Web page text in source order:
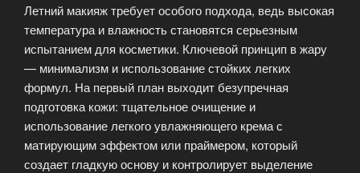
Летний макияж требует особого подхода, ведь высокая
температура и влажность становятся серьезным
испытанием для косметики. Ключевой принцип в жару
— минимализм и использование стойких легких
формул. На первый план выходит безупречная
подготовка кожи: тщательное очищение и
использование легкого увлажняющего крема с
матирующим эффектом или праймером, который
создает гладкую основу и контролирует выделение